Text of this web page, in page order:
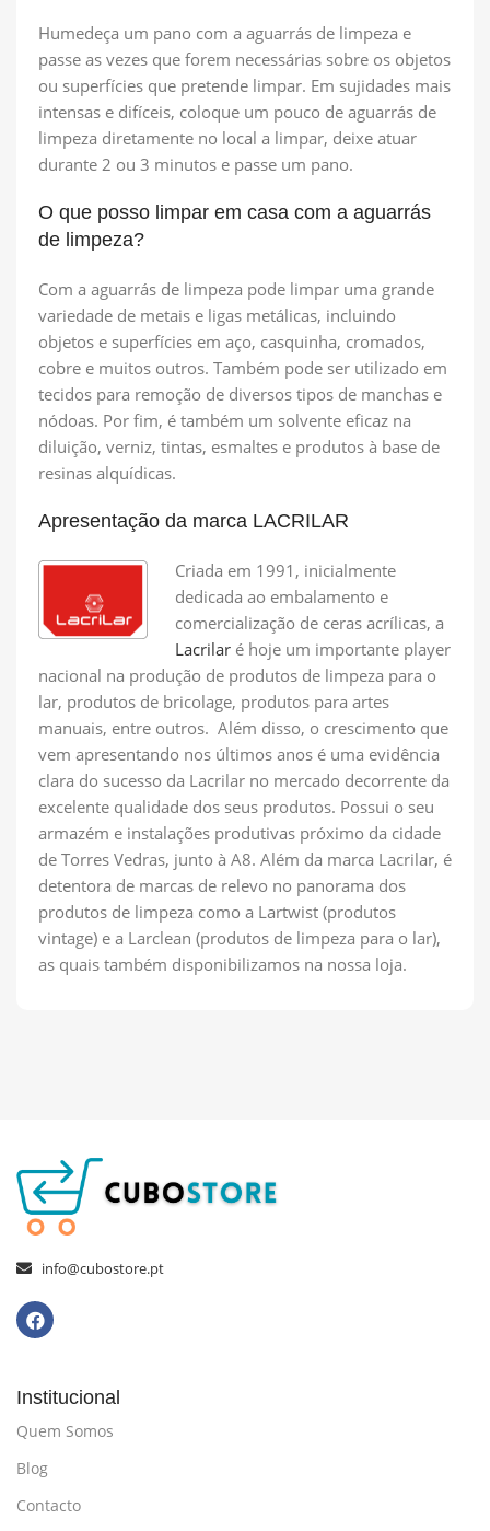
Humedeça um pano com a aguarrás de limpeza e
passe as vezes que forem necessárias sobre os objetos
ou superfícies que pretende limpar. Em sujidades mais
intensas e difíceis, coloque um pouco de aguarrás de
limpeza diretamente no local a limpar, deixe atuar
durante 2 ou 3 minutos e passe um pano.
O que posso limpar em casa com a aguarrás
de limpeza?
Com a aguarrás de limpeza pode limpar uma grande
variedade de metais e ligas metálicas, incluindo
objetos e superfícies em aço, casquinha, cromados,
cobre e muitos outros. Também pode ser utilizado em
tecidos para remoção de diversos tipos de manchas e
nódoas. Por fim, é também um solvente eficaz na
diluição, verniz, tintas, esmaltes e produtos à base de
resinas alquídicas.
Apresentação da marca LACRILAR
Criada em 1991, inicialmente
dedicada ao embalamento e
comercialização de ceras acrílicas, a
Lacrilar é hoje um importante player
nacional na produção de produtos de limpeza para o
lar, produtos de bricolage, produtos para artes
manuais, entre outros. Além disso, o crescimento que
vem apresentando nos últimos anos é uma evidência
clara do sucesso da Lacrilar no mercado decorrente da
excelente qualidade dos seus produtos. Possui o seu
armazém e instalações produtivas próximo da cidade
de Torres Vedras, junto à A8. Além da marca Lacrilar, é
detentora de marcas de relevo no panorama dos
produtos de limpeza como a Lartwist (produtos
vintage) e a Larclean (produtos de limpeza para o lar),
as quais também disponibilizamos na nossa loja.
info@cubostore.pt
Institucional
Quem Somos
Blog
Contacto